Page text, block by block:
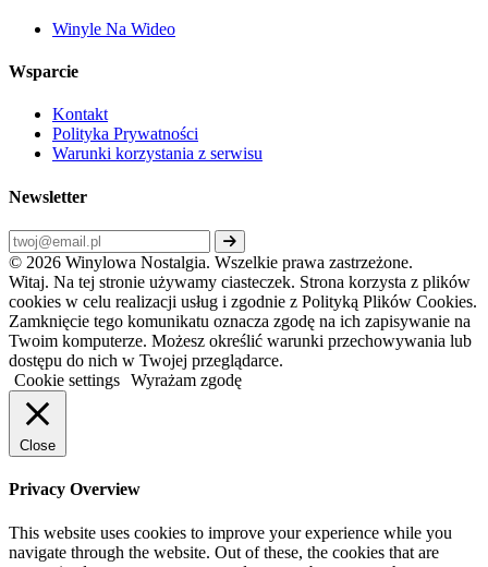
Winyle Na Wideo
Wsparcie
Kontakt
Polityka Prywatności
Warunki korzystania z serwisu
Newsletter
© 2026 Winylowa Nostalgia. Wszelkie prawa zastrzeżone.
Witaj. Na tej stronie używamy ciasteczek. Strona korzysta z plików
cookies w celu realizacji usług i zgodnie z Polityką Plików Cookies.
Zamknięcie tego komunikatu oznacza zgodę na ich zapisywanie na
Twoim komputerze. Możesz określić warunki przechowywania lub
dostępu do nich w Twojej przeglądarce.
Cookie settings Wyrażam zgodę
Close
Privacy Overview
This website uses cookies to improve your experience while you
navigate through the website. Out of these, the cookies that are